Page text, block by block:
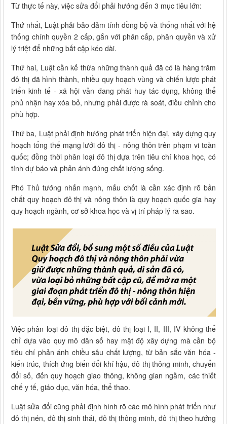
Từ thực tế này, việc sửa đổi phải hướng đến 3 mục tiêu lớn:
Thứ nhất, Luật phải bảo đảm tính đồng bộ và thống nhất với hệ
thống chính quyền 2 cấp, gắn với phân cấp, phân quyền và xử
lý triệt để những bất cập kéo dài.
Thứ hai, Luật cần kế thừa những thành quả đã có là hàng trăm
đô thị đã hình thành, nhiều quy hoạch vùng và chiến lược phát
triển kinh tế - xã hội vẫn đang phát huy tác dụng, không thể
phủ nhận hay xóa bỏ, nhưng phải được rà soát, điều chỉnh cho
phù hợp.
Thứ ba, Luật phải định hướng phát triển hiện đại, xây dựng quy
hoạch tổng thể mạng lưới đô thị - nông thôn trên phạm vi toàn
quốc; đồng thời phân loại đô thị dựa trên tiêu chí khoa học, có
tính dự báo và phản ánh đúng chất lượng sống.
Phó Thủ tướng nhấn mạnh, mấu chốt là cần xác định rõ bản
chất quy hoạch đô thị và nông thôn là quy hoạch quốc gia hay
quy hoạch ngành, cơ sở khoa học và vị trí pháp lý ra sao.
Việc phân loại đô thị đặc biệt, đô thị loại I, II, III, IV không thể
chỉ dựa vào quy mô dân số hay mật độ xây dựng mà cần bộ
tiêu chí phản ánh chiều sâu chất lượng, từ bản sắc văn hóa -
kiến trúc, thích ứng biến đổi khí hậu, đô thị thông minh, chuyển
đổi số, đến quy hoạch giao thông, không gian ngầm, các thiết
chế y tế, giáo dục, văn hóa, thể thao.
Luật sửa đổi cũng phải định hình rõ các mô hình phát triển như
đô thị nén, đô thị sinh thái, đô thị thông minh, đô thị theo hướng